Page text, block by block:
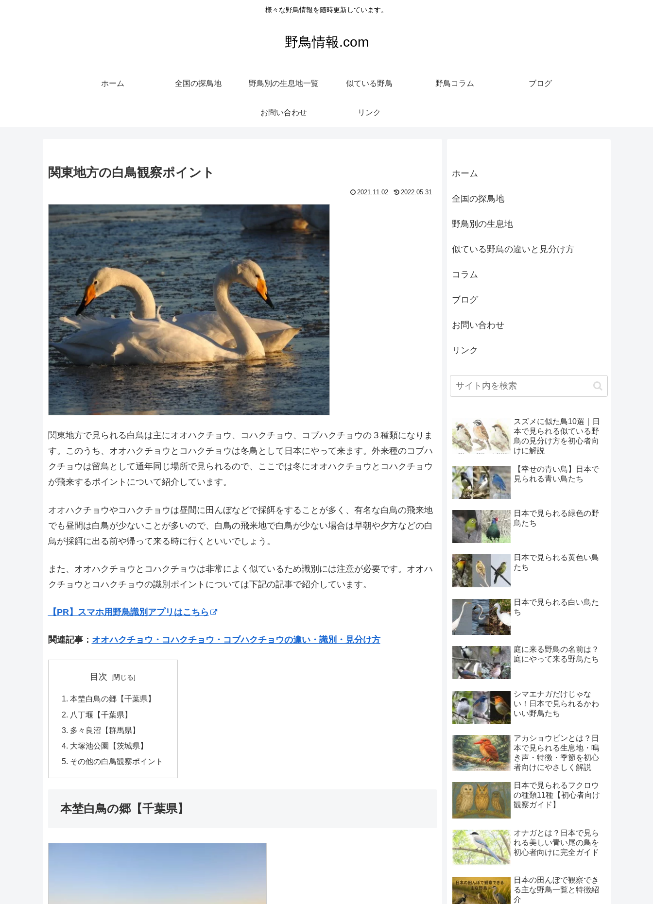
様々な野鳥情報を随時更新しています。
野鳥情報.com
ホーム 全国の探鳥地 野鳥別の生息地一覧 似ている野鳥 野鳥コラム ブログ
お問い合わせ リンク
関東地方の白鳥観察ポイント
2021.11.02 2022.05.31
関東地方で見られる白鳥は主にオオハクチョウ、コハクチョウ、コブハクチョウの３種類になりま
す。このうち、オオハクチョウとコハクチョウは冬鳥として日本にやって来ます。外来種のコブハ
クチョウは留鳥として通年同じ場所で見られるので、ここでは冬にオオハクチョウとコハクチョウ
が飛来するポイントについて紹介しています。
オオハクチョウやコハクチョウは昼間に田んぼなどで採餌をすることが多く、有名な白鳥の飛来地
でも昼間は白鳥が少ないことが多いので、白鳥の飛来地で白鳥が少ない場合は早朝や夕方などの白
鳥が採餌に出る前や帰って来る時に行くといいでしょう。
また、オオハクチョウとコハクチョウは非常によく似ているため識別には注意が必要です。オオハ
クチョウとコハクチョウの識別ポイントについては下記の記事で紹介しています。
【PR】スマホ用野鳥識別アプリはこちら
関連記事： オオハクチョウ・コハクチョウ・コブハクチョウの違い・識別・見分け方
目次
本埜白鳥の郷【千葉県】
八丁堰【千葉県】
多々良沼【群馬県】
大塚池公園【茨城県】
その他の白鳥観察ポイント
本埜白鳥の郷【千葉県】
ホーム
全国の探鳥地
野鳥別の生息地
似ている野鳥の違いと見分け方
コラム
ブログ
お問い合わせ
リンク
スズメに似た鳥10選｜日
本で見られる似ている野
鳥の見分け方を初心者向
けに解説
【幸せの青い鳥】日本で
見られる青い鳥たち
日本で見られる緑色の野
鳥たち
日本で見られる黄色い鳥
たち
日本で見られる白い鳥た
ち
庭に来る野鳥の名前は？
庭にやって来る野鳥たち
シマエナガだけじゃな
い！日本で見られるかわ
いい野鳥たち
アカショウビンとは？日
本で見られる生息地・鳴
き声・特徴・季節を初心
者向けにやさしく解説
日本で見られるフクロウ
の種類11種【初心者向け
観察ガイド】
オナガとは？日本で見ら
れる美しい青い尾の鳥を
初心者向けに完全ガイド
日本の田んぼで観察でき
る主な野鳥一覧と特徴紹
介